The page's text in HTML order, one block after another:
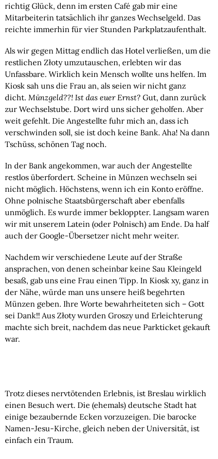
richtig Glück, denn im ersten Café gab mir eine
Mitarbeiterin tatsächlich ihr ganzes Wechselgeld. Das
reichte immerhin für vier Stunden Parkplatzaufenthalt.
Als wir gegen Mittag endlich das Hotel verließen, um die
restlichen Złoty umzutauschen, erlebten wir das
Unfassbare. Wirklich kein Mensch wollte uns helfen. Im
Kiosk sah uns die Frau an, als seien wir nicht ganz
dicht. Münzgeld??! Ist das euer Ernst? Gut, dann zurück
zur Wechselstube. Dort wird uns sicher geholfen. Aber
weit gefehlt. Die Angestellte fuhr mich an, dass ich
verschwinden soll, sie ist doch keine Bank. Aha! Na dann
Tschüss, schönen Tag noch.
In der Bank angekommen, war auch der Angestellte
restlos überfordert. Scheine in Münzen wechseln sei
nicht möglich. Höchstens, wenn ich ein Konto eröffne.
Ohne polnische Staatsbürgerschaft aber ebenfalls
unmöglich. Es wurde immer bekloppter. Langsam waren
wir mit unserem Latein (oder Polnisch) am Ende. Da half
auch der Google-Übersetzer nicht mehr weiter.
Nachdem wir verschiedene Leute auf der Straße
ansprachen, von denen scheinbar keine Sau Kleingeld
besaß, gab uns eine Frau einen Tipp. In Kiosk xy, ganz in
der Nähe, würde man uns unsere heiß begehrten
Münzen geben. Ihre Worte bewahrheiteten sich – Gott
sei Dank!! Aus Złoty wurden Groszy und Erleichterung
machte sich breit, nachdem das neue Parkticket gekauft
war.
Trotz dieses nervtötenden Erlebnis, ist Breslau wirklich
einen Besuch wert. Die (ehemals) deutsche Stadt hat
einige bezaubernde Ecken vorzuzeigen. Die barocke
Namen-Jesu-Kirche, gleich neben der Universität, ist
einfach ein Traum.